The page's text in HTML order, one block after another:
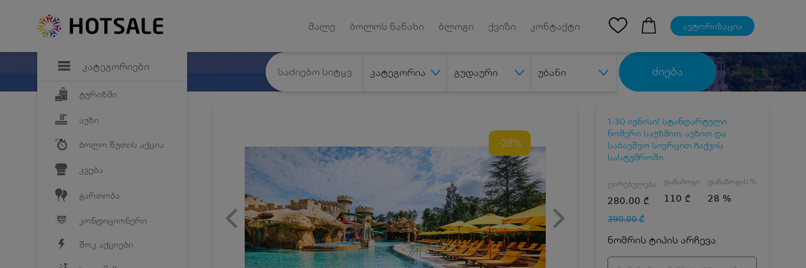
კატეგორიები
ტურიზმი
აუზი
ბოლო წუთის აქცია
კვება
გართობა
კონდიციონერი
შოკ აქციები
მალე ბოლოს ნანახი ბლოგი ქვიზი კონტაქტი ავტორიზაცია
კატეგორია გუდაური უბანი ძიება
-28%
1-30 ივნისი! სტანდარტული
ნომერი საუზმით, აუზით და
საბავშვო სივრცით ჩაქვის
სასტუმროში
ღირებულება
280.00 ₾
390.00 ₾
დანაზოგი
110 ₾
დანაზოგის %
28 %
ნომრის ტიპის არჩევა